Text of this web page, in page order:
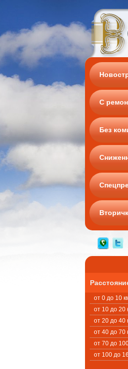
С
Без
от 0 до 10
от 10 до 20
от 20 до 40
от 40 до 70
от 70 до
от 100 до